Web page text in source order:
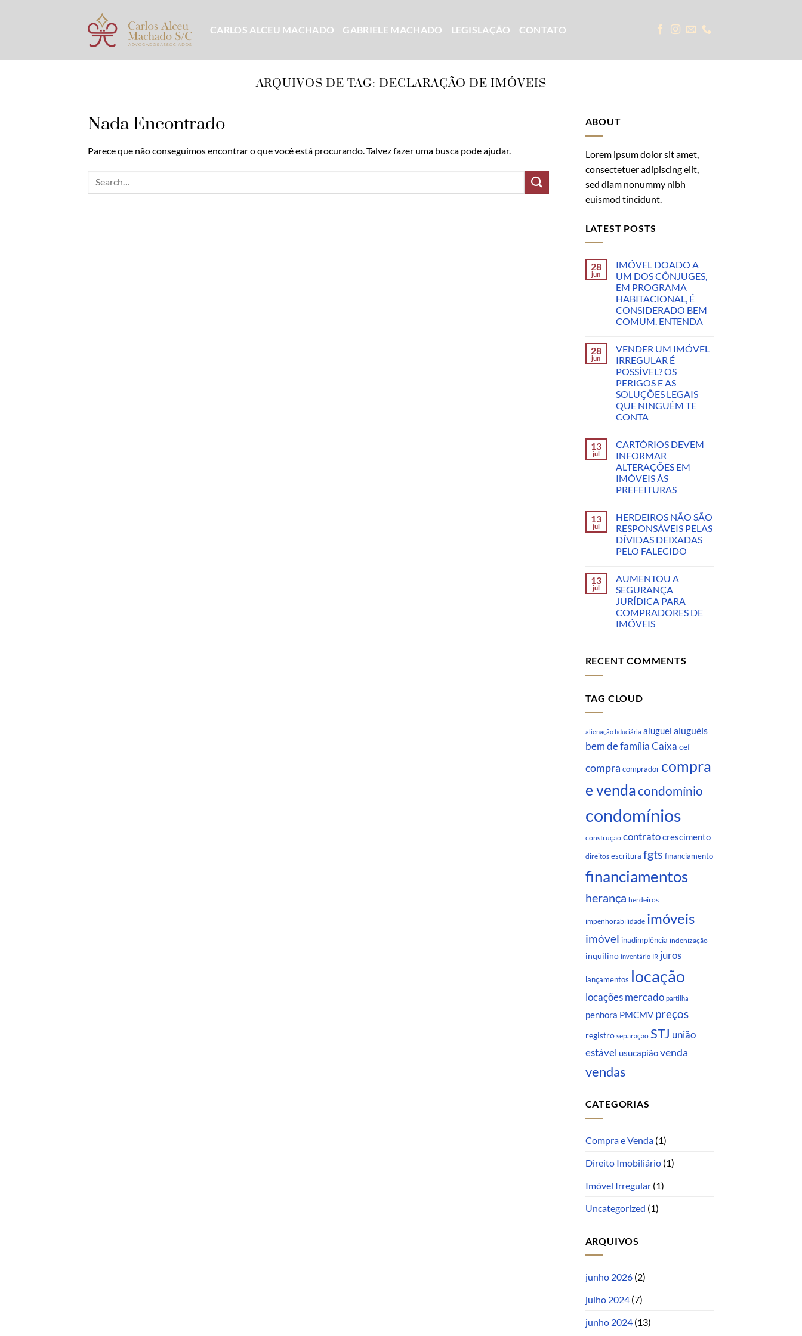
CARLOS ALCEU MACHADO GABRIELE MACHADO LEGISLAÇÃO CONTATO
ARQUIVOS DE TAG:DECLARAÇÃO DE IMÓVEIS
Nada Encontrado
Parece que não conseguimos encontrar o que você está procurando. Talvez fazer uma busca pode ajudar.
ABOUT
Lorem ipsum dolor sit amet,
consectetuer adipiscing elit,
sed diam nonummy nibh
euismod tincidunt.
LATEST POSTS
28
jun
IMÓVEL DOADO A
UM DOS CÔNJUGES,
EM PROGRAMA
HABITACIONAL, É
CONSIDERADO BEM
COMUM. ENTENDA
28
jun
VENDER UM IMÓVEL
IRREGULAR É
POSSÍVEL? OS
PERIGOS E AS
SOLUÇÕES LEGAIS
QUE NINGUÉM TE
CONTA
13
jul
CARTÓRIOS DEVEM
INFORMAR
ALTERAÇÕES EM
IMÓVEIS ÀS
PREFEITURAS
13
jul
HERDEIROS NÃO SÃO
RESPONSÁVEIS PELAS
DÍVIDAS DEIXADAS
PELO FALECIDO
13
jul
AUMENTOU A
SEGURANÇA
JURÍDICA PARA
COMPRADORES DE
IMÓVEIS
RECENT COMMENTS
TAG CLOUD
alienação fiduciária aluguel aluguéis
bem de família Caixa cef
compra comprador compra
e vendacondomínio
condomínios
construção contratocrescimento
direitos escritura fgts financiamento
financiamentos
herança herdeiros
impenhorabilidade imóveis
imóvel inadimplência indenização
inquilino inventário IR juros
lançamentos locação
locações mercado partilha
penhora PMCMV preços
registro separação STJ união
estável usucapiãovenda
vendas
CATEGORIAS
Compra e Venda(1)
Direito Imobiliário(1)
Imóvel Irregular(1)
Uncategorized (1)
ARQUIVOS
junho 2026(2)
julho 2024(7)
junho 2024(13)